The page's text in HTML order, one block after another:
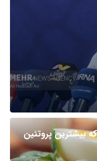
بیشترین پروتئین